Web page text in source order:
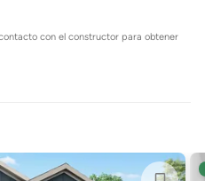
con el constructor para obtener